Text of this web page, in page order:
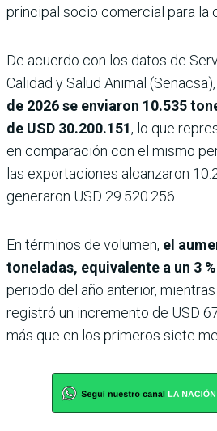
principal socio comercial para la
De acuerdo con los datos de
Calidad y Salud Animal (Senacsa),
de 2026 se enviaron 10.535
de USD 30.200.151, lo que
en comparación con el mismo
las exportaciones alcanzaron
generaron USD 29.520.256.
En términos de volumen, el
toneladas, equivalente a un 3
periodo del año anterior,
registró un incremento de USD
más que en los primeros siete